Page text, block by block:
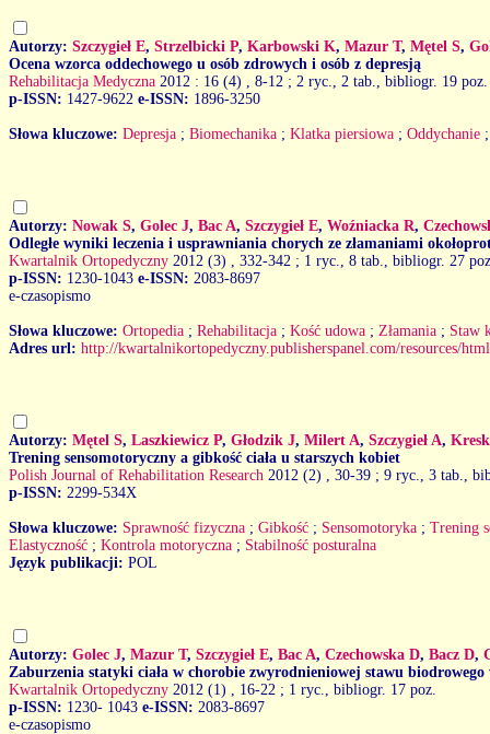
Autorzy: Szczygieł E, Strzelbicki P, Karbowski K, Mazur T, Mętel S,
Ocena wzorca oddechowego u osób zdrowych i osób z depresją
Rehabilitacja Medyczna 2012 : 16 (4)
, 8-12 ; 2 ryc., 2 tab., bibliogr. 19 poz.
p-ISSN: 1427-9622 e-ISSN: 1896-3250
Słowa kluczowe: Depresja ; Biomechanika ; Klatka piersiowa ; Oddychanie
Autorzy: Nowak S, Golec J, Bac A, Szczygieł E, Woźniacka R,
Odległe wyniki leczenia i usprawniania chorych ze złamaniami
Kwartalnik Ortopedyczny 2012 (3)
, 332-342 ; 1 ryc., 8 tab., bibliogr. 27
p-ISSN: 1230-1043 e-ISSN: 2083-8697
e-czasopismo
Słowa kluczowe: Ortopedia ; Rehabilitacja ; Kość udowa ; Złamania ; Staw
Adres url: http://kwartalnikortopedyczny.publisherspanel.com/resources/
Autorzy: Mętel S, Laszkiewicz P, Głodzik J, Milert A, Szczygieł A,
Trening sensomotoryczny a gibkość ciała u starszych kobiet
Polish Journal of Rehabilitation Research 2012 (2)
, 30-39 ; 9 ryc., 3 tab.,
p-ISSN: 2299-534X
Słowa kluczowe: Sprawność fizyczna ; Gibkość ; Sensomotoryka ; Trening
Elastyczność ; Kontrola motoryczna ; Stabilność posturalna
Język publikacji: POL
Autorzy: Golec J, Mazur T, Szczygieł E, Bac A, Czechowska D, Bacz D,
Zaburzenia statyki ciała w chorobie zwyrodnieniowej stawu
Kwartalnik Ortopedyczny 2012 (1)
, 16-22 ; 1 ryc., bibliogr. 17 poz.
p-ISSN: 1230- 1043 e-ISSN: 2083-8697
e-czasopismo